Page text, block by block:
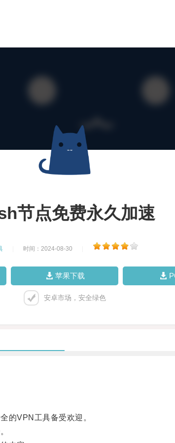
节点免费永久加速
时间：2024-08-30
苹果下载
安卓市场，安全绿色
VPN工具备受欢迎。